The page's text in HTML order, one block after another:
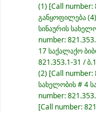
(1) Call number:
განყოფილება(4)
სინაურის
number:
17 საქალაქო
821.353.1-31 /
(2) Call number:
სახელობის # 4
number:
Call number: